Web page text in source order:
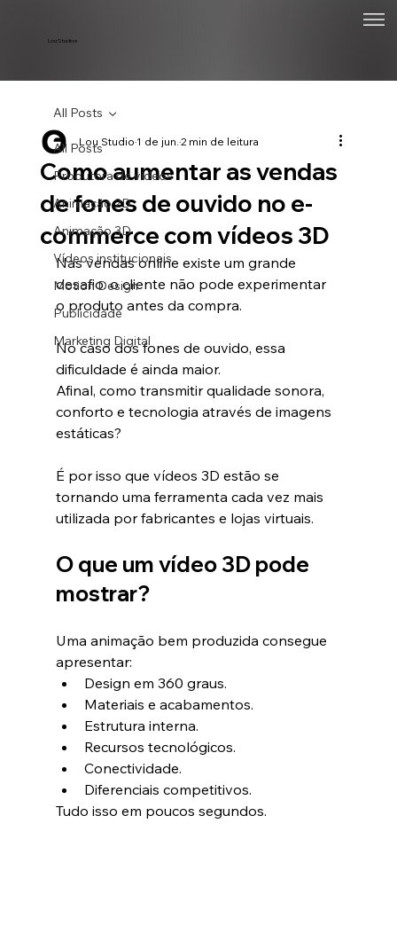
Lou Studios
All Posts
Produtora de vídeos
Animação 2D
Animação 3D
Vídeos institucionais
Motion Design
Publicidade
Marketing Digital
All Posts
Como aumentar as vendas
de fones de ouvido no e-
commerce com vídeos 3D
Lou Studio1 de jun.2 min de leitura
Nas vendas online existe um grande
desafio: o cliente não pode experimentar
o produto antes da compra.
No caso dos fones de ouvido, essa
dificuldade é ainda maior.
Afinal, como transmitir qualidade sonora,
conforto e tecnologia através de imagens
estáticas?
É por isso que vídeos 3D estão se
tornando uma ferramenta cada vez mais
utilizada por fabricantes e lojas virtuais.
O que um vídeo 3D pode
mostrar?
Uma animação bem produzida consegue
apresentar:
Design em 360 graus.
Materiais e acabamentos.
Estrutura interna.
Recursos tecnológicos.
Conectividade.
Diferenciais competitivos.
Tudo isso em poucos segundos.